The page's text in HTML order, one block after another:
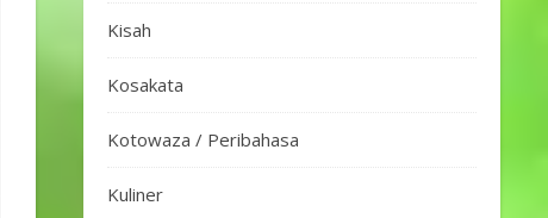
Kisah
Kosakata
Kotowaza / Peribahasa
Kuliner